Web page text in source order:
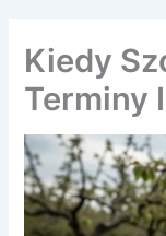
Kiedy
Terminy